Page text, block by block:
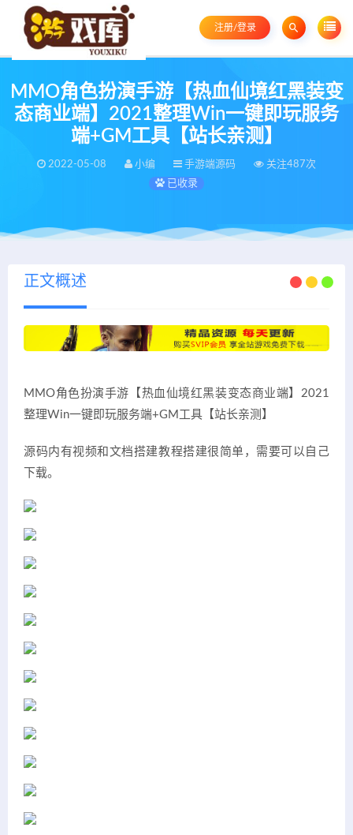
注册/登录
MMO角色扮演手游【热血仙境红黑装变
态商业端】2021整理Win一键即玩服务
端+GM工具【站长亲测】
2022-05-08 小编 手游端源码
关注487次
已收录
正文概述
MMO角色扮演手游【热血仙境红黑装变态商业端】2021
整理Win一键即玩服务端+GM工具【站长亲测】
源码内有视频和文档搭建教程搭建很简单，需要可以自己
下载。